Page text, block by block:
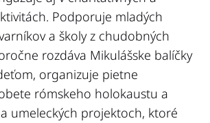
Podporuje mladých
a školy z chudobných
rozdáva Mikulášske balíčky
organizuje pietne
rómskeho holokaustu a
umeleckých projektoch, ktoré